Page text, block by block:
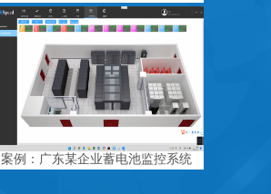
案例：广东某企业蓄电池监控系统